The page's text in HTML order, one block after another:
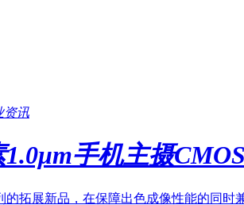
资讯
手机主摄
的拓展新品，在保障出色成像性能的同